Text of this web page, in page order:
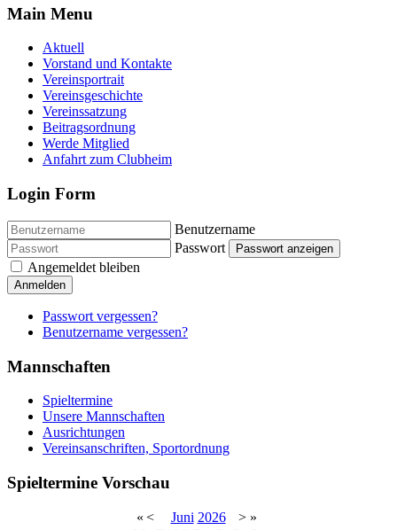
Main Menu
Aktuell
Vorstand und Kontakte
Vereinsportrait
Vereinsgeschichte
Vereinssatzung
Beitragsordnung
Werde Mitglied
Anfahrt zum Clubheim
Login Form
Benutzername
Passwort
Passwort anzeigen
Angemeldet bleiben
Anmelden
Passwort vergessen?
Benutzername vergessen?
Mannschaften
Spieltermine
Unsere Mannschaften
Ausrichtungen
Vereinsanschriften, Sportordnung
Spieltermine Vorschau
« < Juni 2026 > »